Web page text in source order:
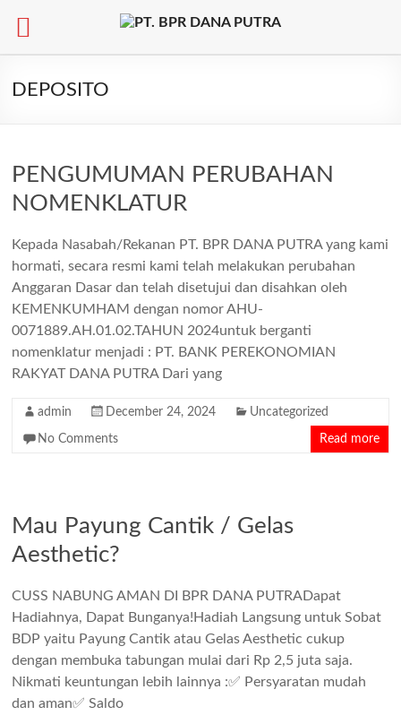
content
DEPOSITO
PENGUMUMAN PERUBAHAN
NOMENKLATUR
Kepada Nasabah/Rekanan PT. BPR DANA PUTRA yang kami
hormati, secara resmi kami telah melakukan perubahan
Anggaran Dasar dan telah disetujui dan disahkan oleh
KEMENKUMHAM dengan nomor AHU-
0071889.AH.01.02.TAHUN 2024untuk berganti
nomenklatur menjadi : PT. BANK PEREKONOMIAN
RAKYAT DANA PUTRA Dari yang
admin December 24, 2024 Uncategorized
No Comments Read more
Mau Payung Cantik / Gelas
Aesthetic?
CUSS NABUNG AMAN DI BPR DANA PUTRADapat
Hadiahnya, Dapat Bunganya!Hadiah Langsung untuk Sobat
BDP yaitu Payung Cantik atau Gelas Aesthetic cukup
dengan membuka tabungan mulai dari Rp 2,5 juta saja.
Nikmati keuntungan lebih lainnya :✅ Persyaratan mudah
dan aman✅ Saldo